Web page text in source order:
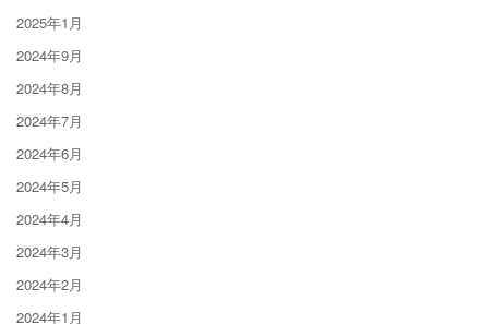
2025年1月
2024年9月
2024年8月
2024年7月
2024年6月
2024年5月
2024年4月
2024年3月
2024年2月
2024年1月